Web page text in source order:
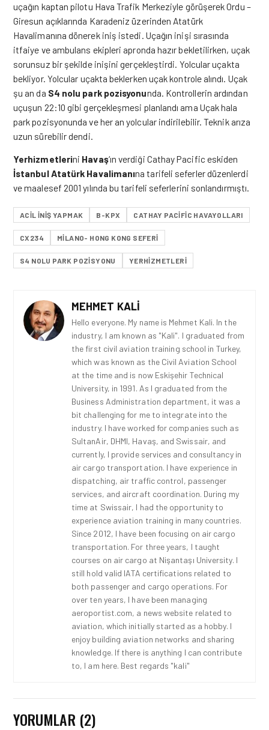
uçağın kaptan pilotu Hava Trafik Merkeziyle görüşerek Ordu –
Giresun açıklarında Karadeniz üzerinden Atatürk
Havalimanına dönerek iniş istedi. Uçağın inişi sırasında
itfaiye ve ambulans ekipleri apronda hazır bekletilirken, uçak
sorunsuz bir şekilde inişini gerçekleştirdi. Yolcular uçakta
bekliyor. Yolcular uçakta beklerken uçak kontrole alındı. Uçak
şu an da S4 nolu park pozisyonunda. Kontrollerin ardından
uçuşun 22:10 gibi gerçekleşmesi planlandı ama Uçak hala
park pozisyonunda ve her an yolcular indirilebilir. Teknik arıza
uzun sürebilir dendi.
Yerhizmetlerini Havaş‘ın verdiği Cathay Pacific eskiden
İstanbul Atatürk Havalimanına tarifeli seferler düzenlerdi
ve maalesef 2001 yılında bu tarifeli seferlerini sonlandırmıştı.
ACIL INIŞ YAPMAK B-KPX CATHAY PACIFIC HAVAYOLLARI
CX234 MILANO- HONG KONG SEFERI
S4 NOLU PARK POZISYONU YERHIZMETLERI
MEHMET KALI
Hello everyone. My name is Mehmet Kali. In the
industry, I am known as "Kali". I graduated from
the first civil aviation training school in Turkey,
which was known as the Civil Aviation School
at the time and is now Eskişehir Technical
University, in 1991. As I graduated from the
Business Administration department, it was a
bit challenging for me to integrate into the
industry. I have worked for companies such as
SultanAir, DHMI, Havaş, and Swissair, and
currently, I provide services and consultancy in
air cargo transportation. I have experience in
dispatching, air traffic control, passenger
services, and aircraft coordination. During my
time at Swissair, I had the opportunity to
experience aviation training in many countries.
Since 2012, I have been focusing on air cargo
transportation. For three years, I taught
courses on air cargo at Nişantaşı University. I
still hold valid IATA certifications related to
both passenger and cargo operations. For
over ten years, I have been managing
aeroportist.com, a news website related to
aviation, which initially started as a hobby. I
enjoy building aviation networks and sharing
knowledge. If there is anything I can contribute
to, I am here. Best regards "kali"
YORUMLAR (2)